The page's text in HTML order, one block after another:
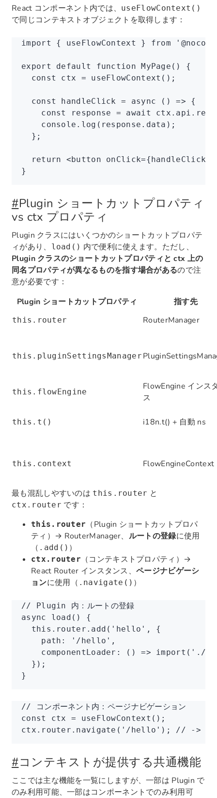
React コンポーネント内では、 useFlowContext()
で同じコンテキストオブジェクトを取得します：
import { useFlowContext } from
export default function MyPage () {
  const
ctx = useFlowContext ();
  const
handleClick = async () => {
    const
response = await ctx . api
    console
.log ( response .data);
  };
  return
<button onClick=
}
#Plugin ショートカットプロパティ
vs ctx プロパティ
Plugin クラスにはいくつかのショートカットプロパテ
ィがあり、
load() 内で便利に使えます。ただし、
Plugin クラスのショートカットプロパティと ctx 上の
同名プロパティが異なるものを指す場合があるので注
意が必要です：
Plugin ショートカットプロパティ
指す先
this.router RouterManager
this.pluginSettingsManager
this.flowEngine
FlowEngine インス
ス
this.t() i18n.t() + 自動 ns
this.context FlowEngineContext
最も混乱しやすいのは this.router と
ctx.router です：
this.router （Plugin ショートカットプロパ
ティ）→ RouterManager、 ルートの登録に使用
（ .add() ）
ctx.router （コンテキストプロパティ）→
React Router インスタンス、ページナビゲーシ
ョンに使用（ .navigate() ）
// Plugin 内：ルートの登録
async load () {
  this
. router .add ( 'hello' ,
{
    path
: '/hello' ,
    componentLoader
: () => import ( './
  });
}
// コンポーネント内：ページナビゲーション
const
ctx = useFlowContext ();
ctx . router .navigate ( '/hello' ); // -> /
#コンテキストが提供する共通機能
ここでは主な機能を一覧にしますが、一部は Plugin で
のみ利用可能、一部はコンポーネントでのみ利用可